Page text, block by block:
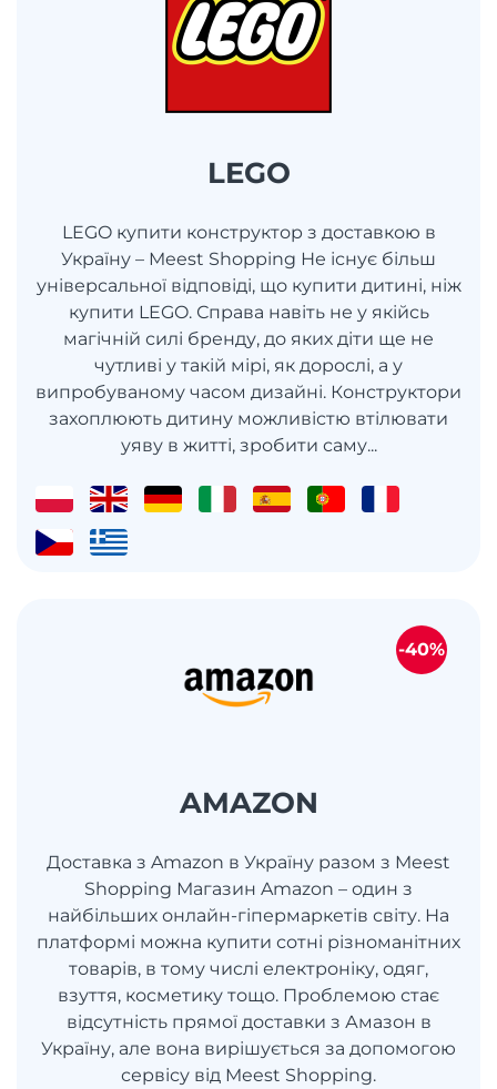
LEGO
LEGO купити конструктор з доставкою в
Україну – Meest Shopping Не існує більш
універсальної відповіді, що купити дитині, ніж
купити LEGO. Справа навіть не у якійсь
магічній силі бренду, до яких діти ще не
чутливі у такій мірі, як дорослі, а у
випробуваному часом дизайні. Конструктори
захоплюють дитину можливістю втілювати
уяву в житті, зробити саму...
AMAZON
Доставка з Amazon в Україну разом з Meest
Shopping Магазин Amazon – один з
найбільших онлайн-гіпермаркетів світу. На
платформі можна купити сотні різноманітних
товарів, в тому числі електроніку, одяг,
взуття, косметику тощо. Проблемою стає
відсутність прямої доставки з Амазон в
Україну, але вона вирішується за допомогою
сервісу від Meest Shopping.
-40%